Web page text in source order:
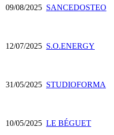
09/08/2025 SANCEDOSTEO
12/07/2025 S.O.ENERGY
31/05/2025 STUDIOFORMA
10/05/2025 LE BÉGUET